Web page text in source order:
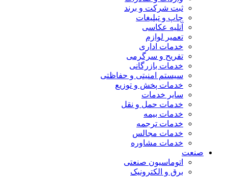
ثبت شرکت و برند
چاپ و تبلیغات
آتلیه عکاسی
تعمیر لوازم
خدمات اداری
تفریح و سرگرمی
خدمات بازرگانی
سیستم امنیتی و حفاظتی
خدمات پخش و توزیع
سایر خدمات
خدمات حمل و نقل
خدمات بیمه
خدمات ترجمه
خدمات مجالس
خدمات مشاوره
صنعت
اتوماسیون صنعتی
برق و الکترونیک